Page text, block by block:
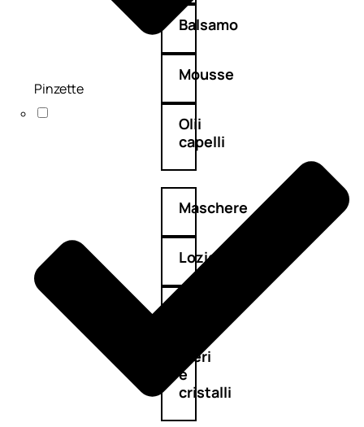
Balsamo
Mousse
Olii
capelli
Maschere
Lozioni
Sieri
e
cristalli
Pinzette